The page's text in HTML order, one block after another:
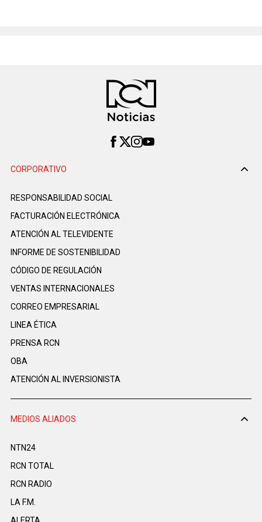
CORPORATIVO
RESPONSABILIDAD SOCIAL
FACTURACIÓN ELECTRÓNICA
ATENCIÓN AL TELEVIDENTE
INFORME DE SOSTENIBILIDAD
CÓDIGO DE REGULACIÓN
VENTAS INTERNACIONALES
CORREO EMPRESARIAL
LINEA ÉTICA
PRENSA RCN
OBA
ATENCIÓN AL INVERSIONISTA
MEDIOS ALIADOS
NTN24
RCN TOTAL
RCN RADIO
LA F.M.